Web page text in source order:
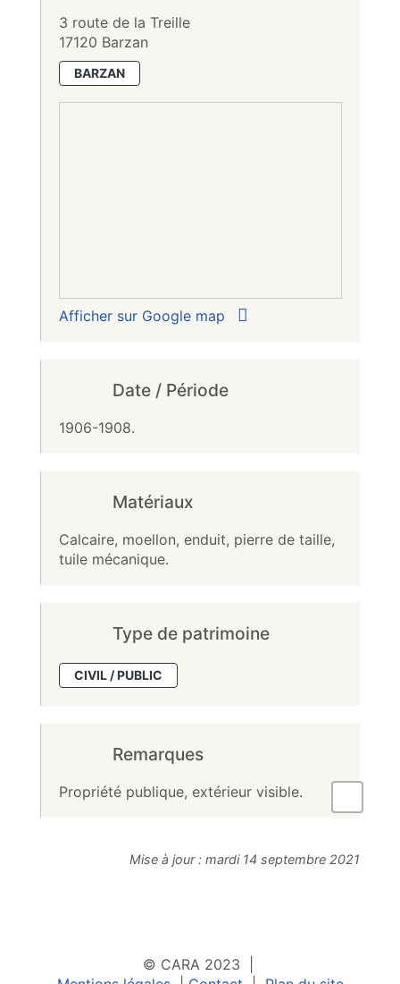
3 route de la Treille
17120 Barzan
BARZAN
Afficher sur Google map
Date / Période
1906-1908.
Matériaux
Calcaire, moellon, enduit, pierre de taille,
tuile mécanique.
Type de patrimoine
CIVIL / PUBLIC
Remarques
Propriété publique, extérieur visible.
Mise à jour : mardi 14 septembre 2021
© CARA 2023 |